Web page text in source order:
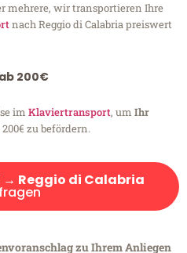
mehrere, wir transportieren Ihre
nach Reggio di Calabria preiswert
200€
im Klaviertransport, um Ihr
200€ zu befördern.
→ Reggio di Calabria
zu Ihrem Anliegen